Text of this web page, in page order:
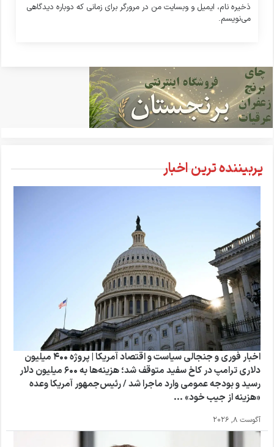
ذخیره نام، ایمیل و وبسایت من در مرورگر برای زمانی که دوباره دیدگاهی
می‌نویسم.
پربیننده ترین اخبار
اخبار فوری و جنجالی سیاست و اقتصاد آمریکا | پروژه ۴۰۰ میلیون
دلاری ترامپ در کاخ سفید متوقف شد؛ هزینه‌ها به ۶۰۰ میلیون دلار
رسید و بودجه عمومی وارد ماجرا شد / رئیس‌جمهور آمریکا وعده
«هزینه از جیب خود» ...
آگوست 8, 2026